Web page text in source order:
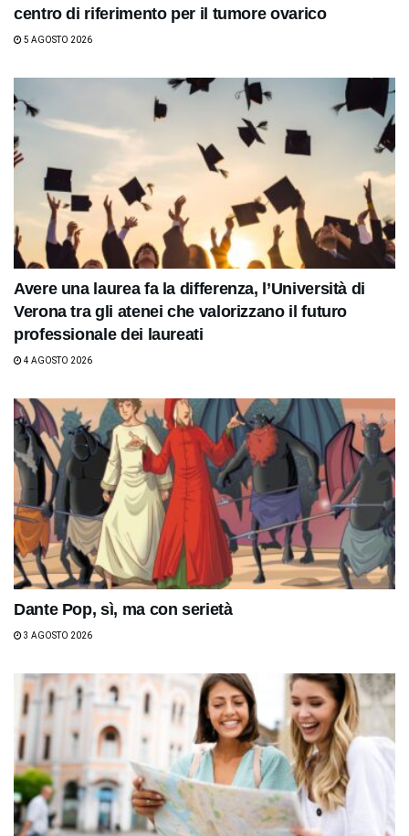
centro di riferimento per il tumore ovarico
5 AGOSTO 2026
Avere una laurea fa la differenza, l’Università di
Verona tra gli atenei che valorizzano il futuro
professionale dei laureati
4 AGOSTO 2026
Dante Pop, sì, ma con serietà
3 AGOSTO 2026